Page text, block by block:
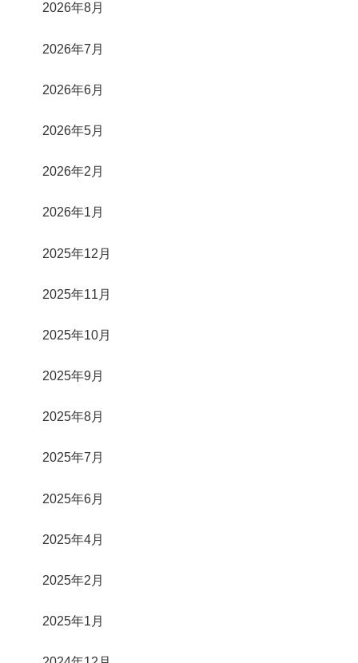
2026年8月
2026年7月
2026年6月
2026年5月
2026年2月
2026年1月
2025年12月
2025年11月
2025年10月
2025年9月
2025年8月
2025年7月
2025年6月
2025年4月
2025年2月
2025年1月